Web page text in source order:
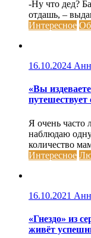
-Ну что дед?
отдашь, –
Интересное
16.10.2024
«Вы
Я очень часто
наблюдаю
количество
Интересное
16.10.2021
«Гнездо» из
живёт